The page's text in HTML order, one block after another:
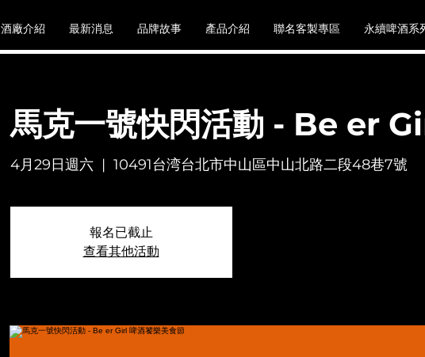
酒廠介紹 最新消息 品牌故事 產品介紹 聯名客製專區 永續啤酒系
馬克一號快閃活動 - Be er
4月29日週六
  |
10491台湾台北市中山區中山北路二段48巷7號
報名已截止
查看其他活動